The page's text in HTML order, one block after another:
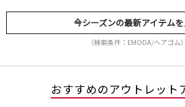
今シーズンの最新アイテム
（検索条件：EMODA/ヘアゴム）
おすすめのアウトレット